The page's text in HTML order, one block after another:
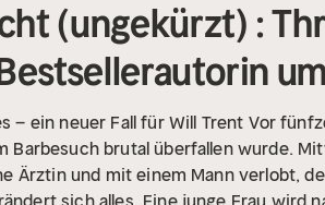
(ungekürzt) :
Bestsellerautorin
– ein neuer Fall für Will Trent Vor
Barbesuch brutal überfallen wurde.
Ärztin und mit einem Mann verlobt,
sich alles. Eine junge Frau wird